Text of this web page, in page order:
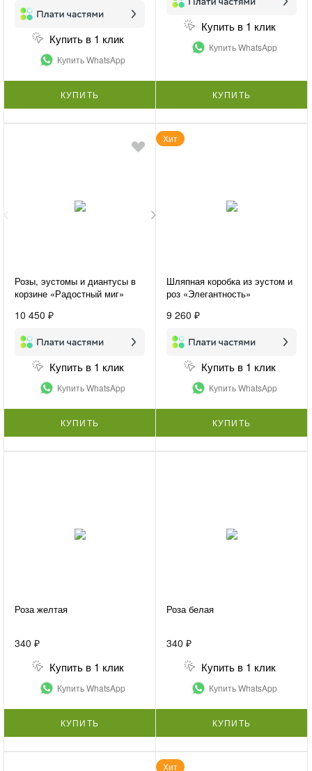
Купить в 1 клик
Купить WhatsApp
КУПИТЬ
Купить в 1 клик
Купить WhatsApp
КУПИТЬ
Розы, эустомы и диантусы в
корзине «Радостный миг»
10 450 ₽
Купить в 1 клик
Купить WhatsApp
КУПИТЬ
Хит
Шляпная коробка из эустом и
роз «Элегантность»
9 260 ₽
Купить в 1 клик
Купить WhatsApp
КУПИТЬ
Роза желтая
340 ₽
Купить в 1 клик
Купить WhatsApp
КУПИТЬ
Роза белая
340 ₽
Купить в 1 клик
Купить WhatsApp
КУПИТЬ
Хит